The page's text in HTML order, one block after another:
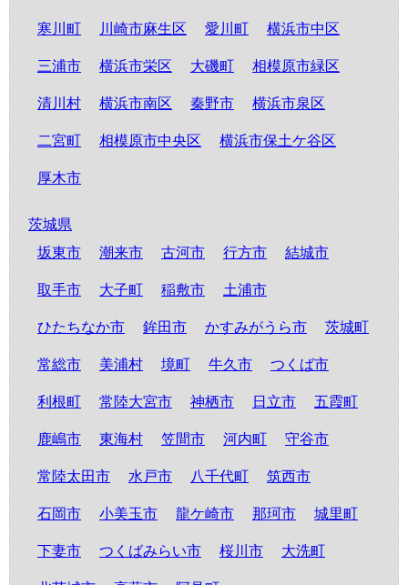
寒川町 川崎市麻生区 愛川町 横浜市中区
三浦市 横浜市栄区 大磯町 相模原市緑区
清川村 横浜市南区 秦野市 横浜市泉区
二宮町 相模原市中央区 横浜市保土ケ谷区
厚木市
茨城県
坂東市
潮来市 古河市 行方市 結城市
取手市 大子町 稲敷市 土浦市
ひたちなか市 鉾田市 かすみがうら市 茨城町
常総市 美浦村 境町 牛久市 つくば市
利根町 常陸大宮市 神栖市 日立市 五霞町
鹿嶋市 東海村 笠間市 河内町 守谷市
常陸太田市 水戸市 八千代町 筑西市
石岡市 小美玉市 龍ケ崎市 那珂市 城里町
下妻市 つくばみらい市 桜川市 大洗町